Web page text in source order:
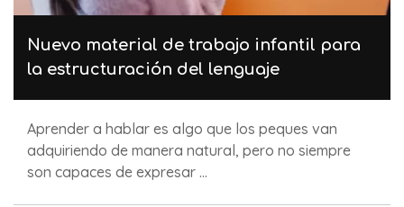
Nuevo material de trabajo infantil para
la estructuración del lenguaje
Aprender a hablar es algo que los peques van
adquiriendo de manera natural, pero no siempre
son capaces de expresar ...